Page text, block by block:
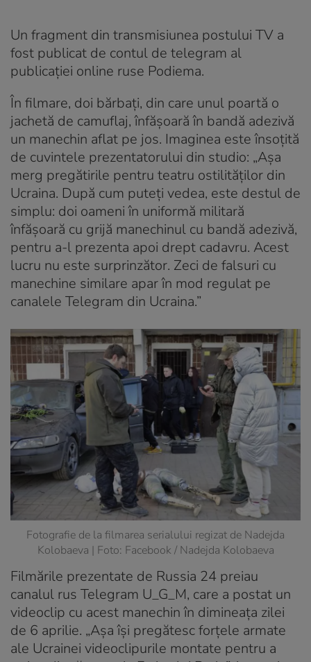
Un fragment din transmisiunea postului TV a
fost publicat de contul de telegram al
publicației online ruse Podiema.
În filmare, doi bărbați, din care unul poartă o
jachetă de camuflaj, înfășoară în bandă adezivă
un manechin aflat pe jos. Imaginea este însoțită
de cuvintele prezentatorului din studio: „Așa
merg pregătirile pentru teatru ostilităților din
Ucraina. După cum puteți vedea, este destul de
simplu: doi oameni în uniformă militară
înfășoară cu grijă manechinul cu bandă adezivă,
pentru a-l prezenta apoi drept cadavru. Acest
lucru nu este surprinzător. Zeci de falsuri cu
manechine similare apar în mod regulat pe
canalele Telegram din Ucraina.”
Fotografie de la filmarea serialului regizat de Nadejda
Kolobaeva | Foto: Facebook / Nadejda Kolobaeva
Filmările prezentate de Russia 24 preiau
canalul rus Telegram U_G_M, care a postat un
videoclip cu acest manechin în dimineața zilei
de 6 aprilie. „Așa își pregătesc forțele armate
ale Ucrainei videoclipurile montate pentru a